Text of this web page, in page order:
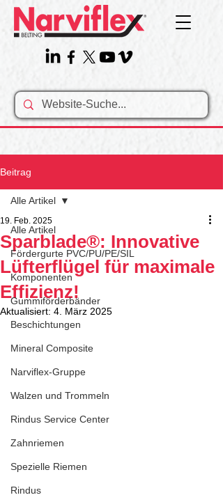
Beitrag
Alle Artikel
Fördergurte PVC/PU/PE/SIL
Komponenten
Gummiförderbänder
Beschichtungen
Mineral Composite
Narviflex-Gruppe
Walzen und Trommeln
Rindus Service Center
Zahnriemen
Spezielle Riemen
Rindus
Alle Artikel
Sparblade®: Innovative
Lüfterflügel für maximale
Effizienz!
19. Feb. 2025
Aktualisiert: 4. März 2025